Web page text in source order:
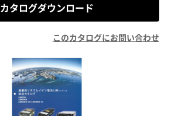
カタログダウンロード
このカタログにお問い合わせ